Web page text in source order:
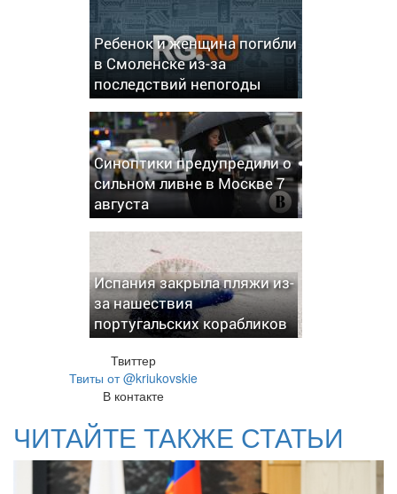
Ребенок и женщина погибли
в Смоленске из-за
последствий непогоды
Синоптики предупредили о
сильном ливне в Москве 7
августа
Испания закрыла пляжи из-
за нашествия
португальских корабликов
Твиттер
Твиты от @kriukovskie
В контакте
ЧИТАЙТЕ ТАКЖЕ СТАТЬИ